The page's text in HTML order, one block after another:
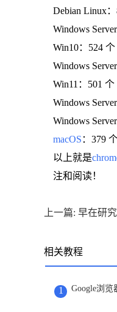
Debian Linux
Windows
Win10：524 个
Windows
Win11：501 个
Windows
Windows
macOS ：379
以上就是
注和阅读！
相关教程
1 Google浏